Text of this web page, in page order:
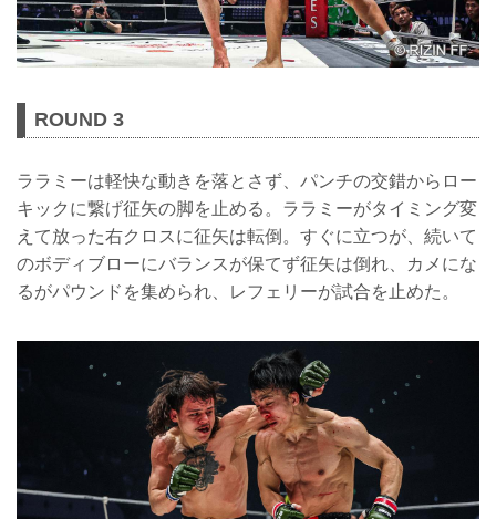
ROUND 3
ララミーは軽快な動きを落とさず、パンチの交錯からロー
キックに繋げ征矢の脚を止める。ララミーがタイミング変
えて放った右クロスに征矢は転倒。すぐに立つが、続いて
のボディブローにバランスが保てず征矢は倒れ、カメにな
るがパウンドを集められ、レフェリーが試合を止めた。